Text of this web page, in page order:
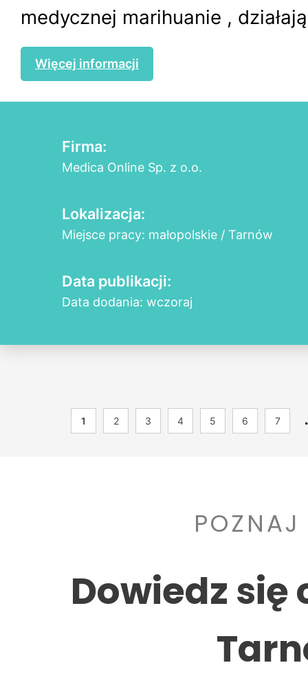
medycznej marihuanie ,
Więcej informacji
Firma:
Medica Online Sp. z o.o.
Lokalizacja:
Miejsce pracy: małopolskie / Tarnów
Data publikacji:
Data dodania: wczoraj
1 2 3 4 5 6 7
Dowiedz się